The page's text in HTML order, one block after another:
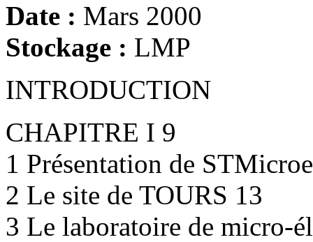
Date : Mars 2000
Stockage : LMP
INTRODUCTION
CHAPITRE I 9
1 Présentation de
2 Le site de TOURS 13
3 Le laboratoire de micro-